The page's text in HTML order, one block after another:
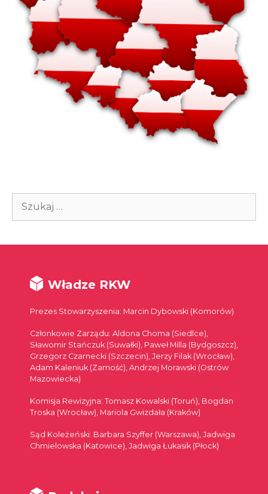
Szukaj:
Władze RKW
Prezes Stowarzyszenia: Marcin Dybowski (Komorów)
Członkowie Zarządu: Aldona Choma (Siedlce),
Sławomir Stańczuk (Suwałki), Paweł Milla (Bydgoszcz),
Grzegorz Czarnecki (Szczecin), Jerzy Filak (Wrocław),
Adam Kaleniuk (Zamość), Andrzej Morawski (Ostrów
Mazowiecka)
Komisja Rewizyjna: Tomasz Kowalski (Toruń), Bogdan
Troska (Wrocław), Mariola Gwizdała (Kraków)
Sąd Koleżeński: Barbara Szyffer (Warszawa), Jadwiga
Chmielowska (Katowice), Jadwiga Łukasik (Płock)